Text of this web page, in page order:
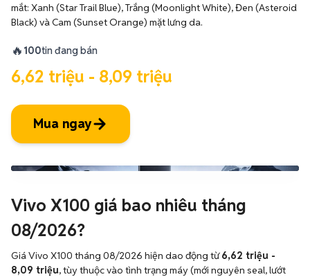
mắt: Xanh (Star Trail Blue), Trắng (Moonlight White), Đen (Asteroid
Black) và Cam (Sunset Orange) mặt lưng da.
🔥 100tin đang bán
6,62 triệu - 8,09 triệu
Mua ngay
Vivo X100 giá bao nhiêu tháng
08/2026?
Giá Vivo X100 tháng 08/2026 hiện dao động từ6,62 triệu -
8,09 triệu, tùy thuộc vào tình trạng máy (mới nguyên seal, lướt